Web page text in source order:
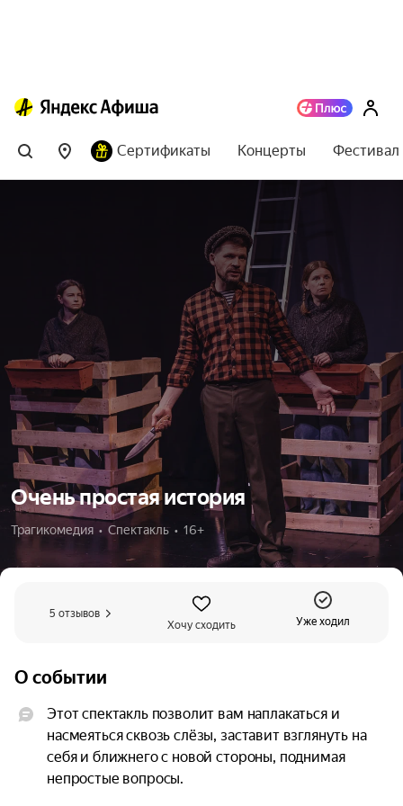
Сертификаты Концерты
Очень простая история
Трагикомедия  •  Спектакль  •  16+
5 отзывов
Хочу сходить
Уже ходил
О событии
Этот спектакль позволит вам наплакаться и
насмеяться сквозь слёзы, заставит взглянуть на
себя и ближнего с новой стороны, поднимая
непростые вопросы.